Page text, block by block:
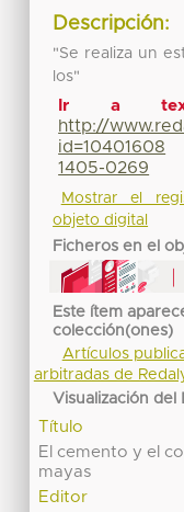
Descripción:
"Se realiza un
los"
Ir a
http://
id=10401608
1405-0269
Mostrar el
objeto digital
Ficheros en el
Este ítem
colección(ones)
Artículos
arbitradas de
Visualización del
Título
El cemento y el
mayas
Editor